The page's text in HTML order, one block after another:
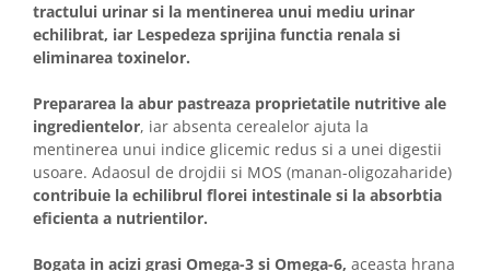
tractului urinar si la mentinerea unui mediu urinar
echilibrat, iar Lespedeza sprijina functia renala si
eliminarea toxinelor.
Prepararea la abur pastreaza proprietatile nutritive ale
ingredientelor, iar absenta cerealelor ajuta la
mentinerea unui indice glicemic redus si a unei digestii
usoare. Adaosul de drojdii si MOS (manan-oligozaharide)
contribuie la echilibrul florei intestinale si la absorbtia
eficienta a nutrientilor.
Bogata in acizi grasi Omega-3 si Omega-6, aceasta hrana